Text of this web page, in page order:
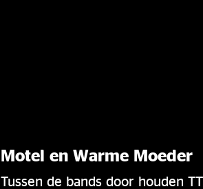
Motel en Warme Moeder
Tussen de bands door houden